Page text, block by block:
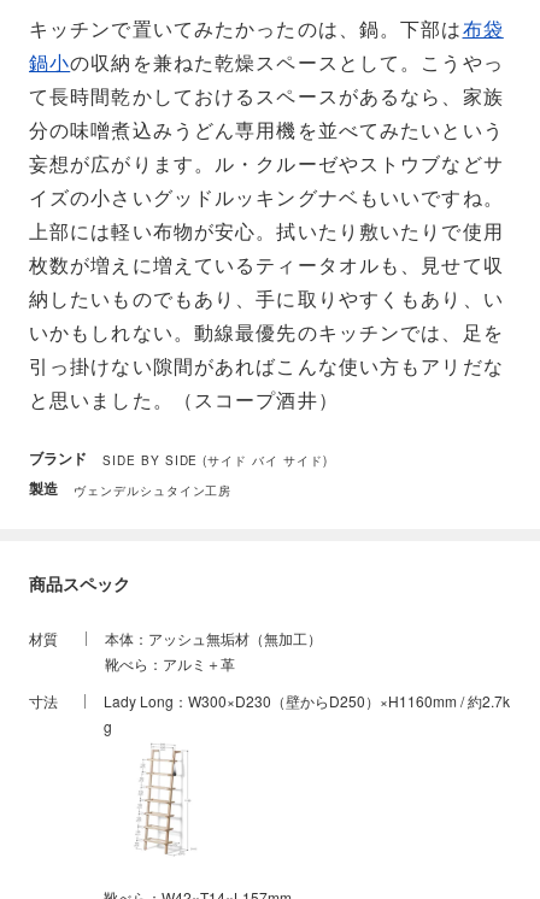
キッチンで置いてみたかったのは、鍋。下部は布袋
鍋小の収納を兼ねた乾燥スペースとして。こうやっ
て長時間乾かしておけるスペースがあるなら、家族
分の味噌煮込みうどん専用機を並べてみたいという
妄想が広がります。ル・クルーゼやストウブなどサ
イズの小さいグッドルッキングナベもいいですね。
上部には軽い布物が安心。拭いたり敷いたりで使用
枚数が増えに増えているティータオルも、見せて収
納したいものでもあり、手に取りやすくもあり、い
いかもしれない。動線最優先のキッチンでは、足を
引っ掛けない隙間があればこんな使い方もアリだな
と思いました。（スコープ酒井）
ブランド SIDE BY SIDE (サイド バイ サイド)
製造 ヴェンデルシュタイン工房
商品スペック
材質
本体：アッシュ無垢材（無加工）
靴べら：アルミ＋革
寸法
Lady Long：W300×D230（壁からD250）×H1160mm / 約2.7k
g